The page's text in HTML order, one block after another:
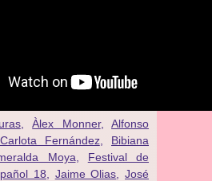
,Àlex Monner,Alfonso
Fernández, Bibiana
Moya
Festival de
18
Jaime Olias ,José